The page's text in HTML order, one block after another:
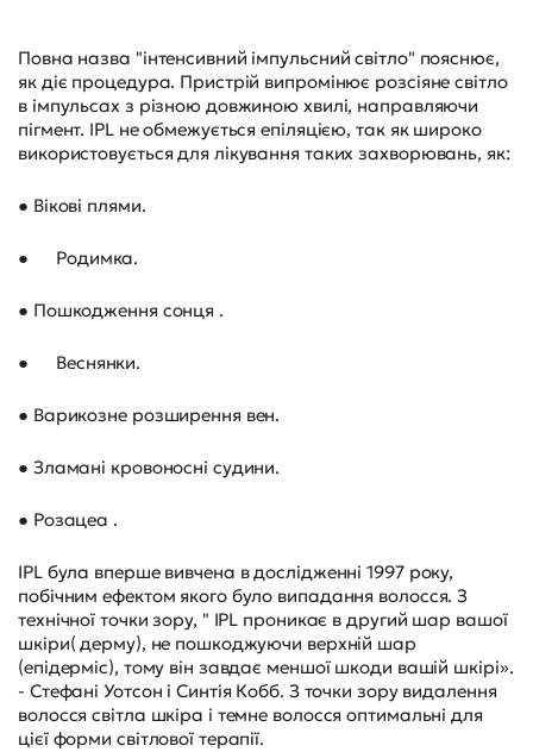
Повна назва "інтенсивний імпульсний світло" пояснює,
як діє процедура. Пристрій випромінює розсіяне світло
в імпульсах з різною довжиною хвилі, направляючи
пігмент. IPL не обмежується епіляцією, так як широко
використовується для лікування таких захворювань, як:
● Вікові плями.
● Родимка.
● Пошкодження сонця .
● Веснянки.
● Варикозне розширення вен.
● Зламані кровоносні судини.
● Розацеа .
IPL була вперше вивчена в дослідженні 1997 року,
побічним ефектом якого було випадання волосся. З
технічної точки зору, " IPL проникає в другий шар вашої
шкіри( дерму), не пошкоджуючи верхній шар
(епідерміс), тому він завдає меншої шкоди вашій шкірі».
- Стефані Уотсон і Синтія Кобб. З точки зору видалення
волосся світла шкіра і темне волосся оптимальні для
цієї форми світлової терапії.